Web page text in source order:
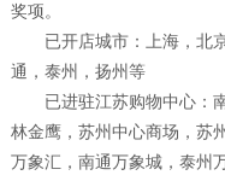
奖项。
已开店城市：上海，北京
通，泰州，扬州等
已进驻江苏购物中心：南
林金鹰，苏州中心商场，苏
万象汇，南通万象城，泰州